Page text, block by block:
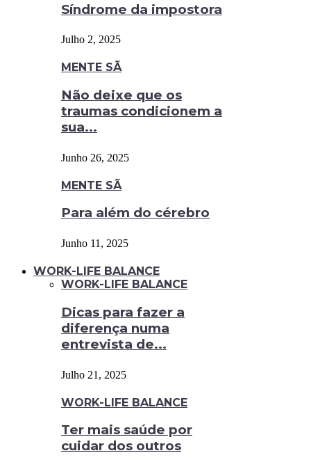
Síndrome da impostora
Julho 2, 2025
MENTE SÃ
Não deixe que os
traumas condicionem a
sua...
Junho 26, 2025
MENTE SÃ
Para além do cérebro
Junho 11, 2025
WORK-LIFE BALANCE
WORK-LIFE BALANCE
Dicas para fazer a
diferença numa
entrevista de...
Julho 21, 2025
WORK-LIFE BALANCE
Ter mais saúde por
cuidar dos outros